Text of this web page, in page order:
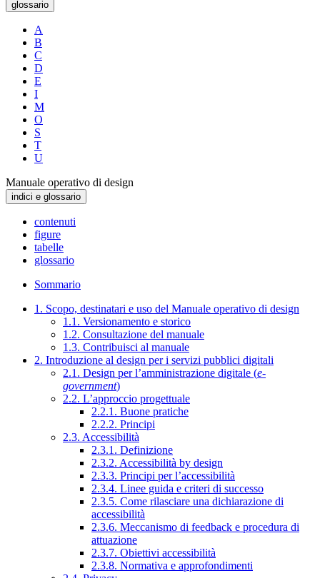
glossario
A
B
C
D
E
I
M
O
S
T
U
Manuale operativo di design
indici e glossario
contenuti
figure
tabelle
glossario
Sommario
1. Scopo, destinatari e uso del Manuale operativo di design
1.1. Versionamento e storico
1.2. Consultazione del manuale
1.3. Contribuisci al manuale
2. Introduzione al design per i servizi pubblici digitali
2.1. Design per l’amministrazione digitale (e-
government)
2.2. L’approccio progettuale
2.2.1. Buone pratiche
2.2.2. Principi
2.3. Accessibilità
2.3.1. Definizione
2.3.2. Accessibilità by design
2.3.3. Principi per l’accessibilità
2.3.4. Linee guida e criteri di successo
2.3.5. Come rilasciare una dichiarazione di
accessibilità
2.3.6. Meccanismo di feedback e procedura di
attuazione
2.3.7. Obiettivi accessibilità
2.3.8. Normativa e approfondimenti